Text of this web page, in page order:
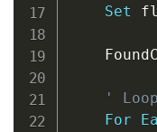
Set
'
For